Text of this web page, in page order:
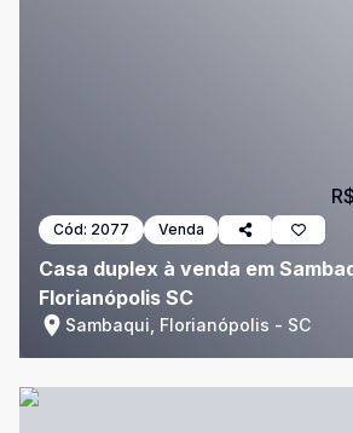
Cód: 2077 Venda
Casa duplex à venda em
Florianópolis SC
Sambaqui, Florianópolis - SC